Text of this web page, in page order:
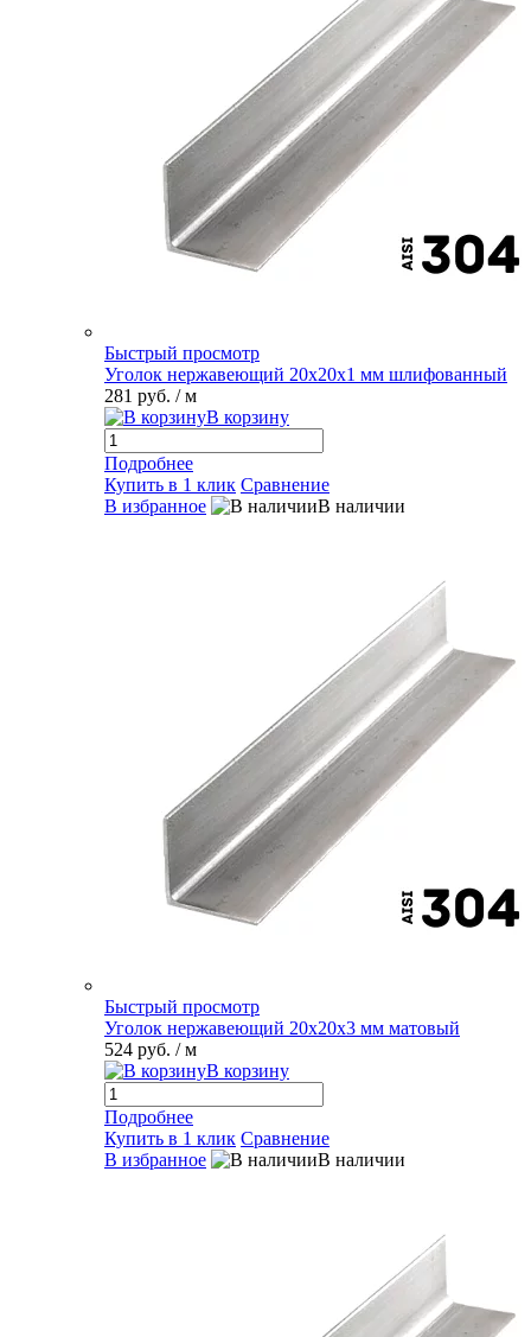
Быстрый просмотр
Уголок нержавеющий 20х20х1 мм шлифованный
281 руб. / м
В корзину
Подробнее
Купить в 1 клик Сравнение
В избранное
В наличии
Быстрый просмотр
Уголок нержавеющий 20х20х3 мм матовый
524 руб. / м
В корзину
Подробнее
Купить в 1 клик Сравнение
В избранное
В наличии